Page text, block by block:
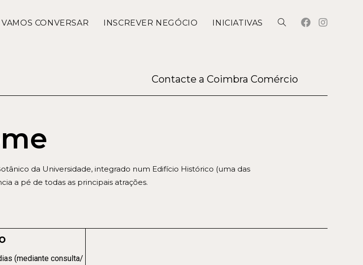
VAMOS CONVERSAR INSCREVER NEGÓCIO INICIATIVAS
Contacte a Coimbra Comércio
da Universidade, integrado num Edifício Histórico (uma das
a pé de todas as principais atrações.
(mediante consulta/